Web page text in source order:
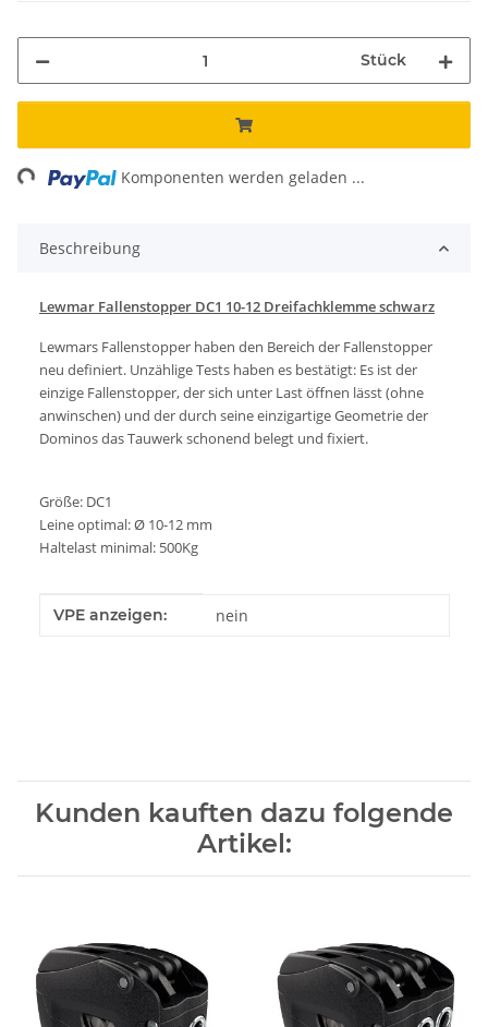
Stück
Komponenten werden geladen ...
Beschreibung
Lewmar Fallenstopper DC1 10-12 Dreifachklemme schwarz
Lewmars Fallenstopper haben den Bereich der Fallenstopper
neu definiert. Unzählige Tests haben es bestätigt: Es ist der
einzige Fallenstopper, der sich unter Last öffnen lässt (ohne
anwinschen) und der durch seine einzigartige Geometrie der
Dominos das Tauwerk schonend belegt und fixiert.
Größe: DC1
Leine optimal: Ø 10-12 mm
Haltelast minimal: 500Kg
Produkteigenschaft
Wert
VPE anzeigen: nein
Kunden kauften dazu folgende
Artikel: